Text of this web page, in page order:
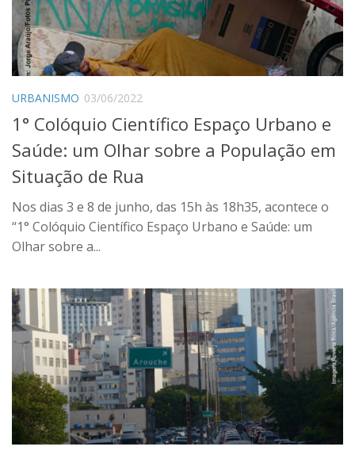
Contact
Where we are
Português
URBANISMO 03/06/2022
1° Colóquio Científico Espaço Urbano e
Saúde: um Olhar sobre a População em
Situação de Rua
Nos dias 3 e 8 de junho, das 15h às 18h35, acontece o
“1° Colóquio Científico Espaço Urbano e Saúde: um
Olhar sobre a...